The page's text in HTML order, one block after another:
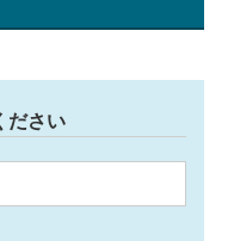
ださい